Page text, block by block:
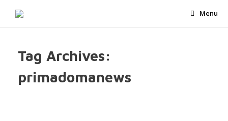
Menu
Tag Archives:
primadomanews